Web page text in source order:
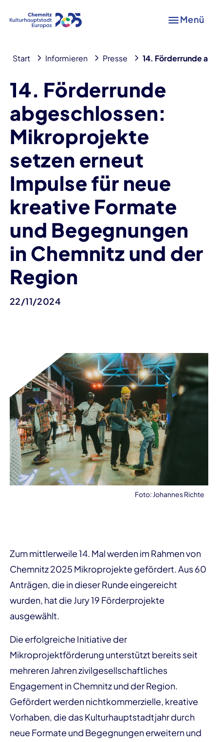
Menü
Start Informieren Presse 14. Förderrunde
14. Förderrunde
abgeschlossen:
Mikroprojekte
setzen erneut
Impulse für neue
kreative Formate
und Begegnungen
in Chemnitz und der
Region
22/11/2024
Foto: Johannes Richte
Zum mittlerweile 14. Mal werden im Rahmen von
Chemnitz 2025 Mikroprojekte gefördert. Aus 60
Anträgen, die in dieser Runde eingereicht
wurden, hat die Jury 19 Förderprojekte
ausgewählt.
Die erfolgreiche Initiative der
Mikroprojektförderung unterstützt bereits seit
mehreren Jahren zivilgesellschaftliches
Engagement in Chemnitz und der Region.
Gefördert werden nichtkommerzielle, kreative
Vorhaben, die das Kulturhauptstadtjahr durch
neue Formate und Begegnungen erweitern und